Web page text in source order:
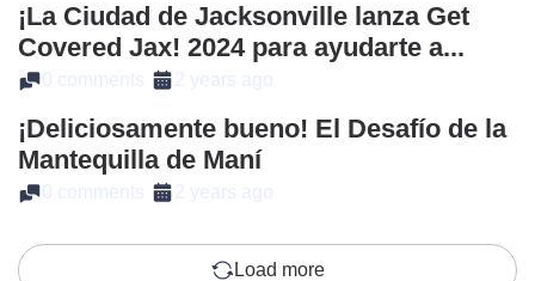
¡La Ciudad de Jacksonville lanza Get
Covered Jax! 2024 para ayudarte a...
0 comments 2 years ago
¡Deliciosamente bueno! El Desafío de la
Mantequilla de Maní
0 comments 2 years ago
Load more